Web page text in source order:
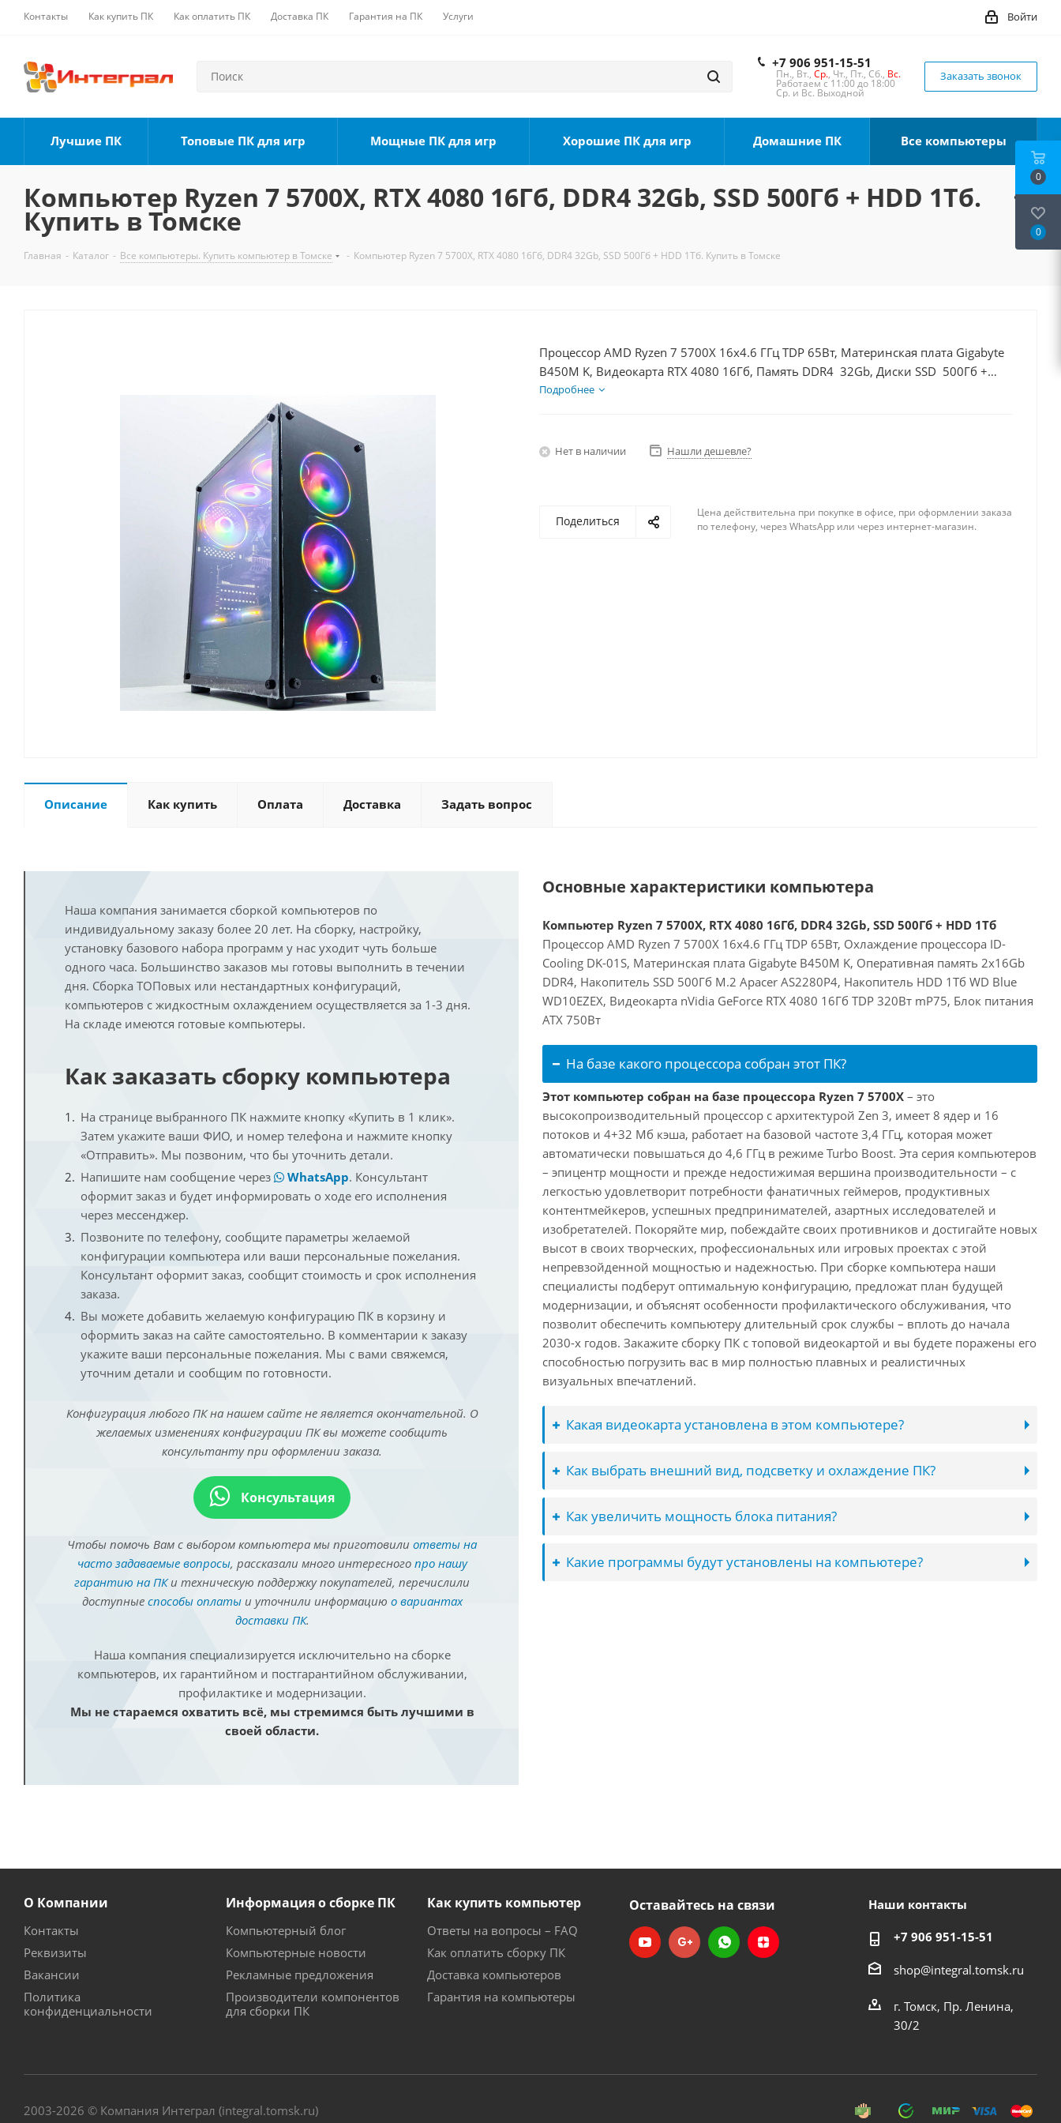
Контакты Как купить ПК Как оплатить ПК Доставка ПК Гарантия на ПК Услуги Войти
+7 906 951-15-51
Пн., Вт., Ср., Чт., Пт., Сб., Вс.
Работаем с 11:00 до 18:00
Ср. и Вс. Выходной
Заказать звонок
Лучшие ПК Топовые ПК для игр Мощные ПК для игр Хорошие ПК для игр Домашние ПК Все компьютеры
Компьютер Ryzen 7 5700X, RTX 4080 16Гб, DDR4 32Gb, SSD 500Гб + HDD 1Тб.
Купить в Томске
Главная - Каталог - Все компьютеры. Купить компьютер в Томске - Компьютер Ryzen 7 5700X, RTX 4080 16Гб, DDR4 32Gb, SSD 500Гб + HDD 1Тб. Купить в Томске
Процессор AMD Ryzen 7 5700X 16x4.6 ГГц TDP 65Вт, Материнская плата Gigabyte
B450M K, Видеокарта RTX 4080 16Гб, Память DDR4 32Gb, Диски SSD 500Гб +
HDD 1Тб, БП 750Вт
Подробнее
Нет в наличии Нашли дешевле?
Поделиться
Цена действительна при покупке в офисе, при оформлении заказа
по телефону, через WhatsApp или через интернет-магазин.
Описание Как купить Оплата Доставка Задать вопрос
Наша компания занимается сборкой компьютеров по
индивидуальному заказу более 20 лет. На сборку, настройку,
установку базового набора программ у нас уходит чуть больше
одного часа. Большинство заказов мы готовы выполнить в течении
дня. Сборка ТОПовых или нестандартных конфигураций,
компьютеров с жидкостным охлаждением осуществляется за 1-3 дня.
На складе имеются готовые компьютеры.
Как заказать сборку компьютера
На странице выбранного ПК нажмите кнопку «Купить в 1 клик».
Затем укажите ваши ФИО, и номер телефона и нажмите кнопку
«Отправить». Мы позвоним, что бы уточнить детали.
Напишите нам сообщение через
WhatsApp. Консультант
оформит заказ и будет информировать о ходе его исполнения
через мессенджер.
Позвоните по телефону, сообщите параметры желаемой
конфигурации компьютера или ваши персональные пожелания.
Консультант оформит заказ, сообщит стоимость и срок исполнения
заказа.
Вы можете добавить желаемую конфигурацию ПК в корзину и
оформить заказ на сайте самостоятельно. В комментарии к заказу
укажите ваши персональные пожелания. Мы с вами свяжемся,
уточним детали и сообщим по готовности.
Конфигурация любого ПК на нашем сайте не является окончательной. О
желаемых изменениях конфигурации ПК вы можете сообщить
консультанту при оформлении заказа.
Консультация
Чтобы помочь Вам с выбором компьютера мы приготовили ответы на
часто задаваемые вопросы, рассказали много интересного про нашу
гарантию на ПКи техническую поддержку покупателей, перечислили
доступные способы оплатыи уточнили информацию о вариантах
доставки ПК.
Наша компания специализируется исключительно на сборке
компьютеров, их гарантийном и постгарантийном обслуживании,
профилактике и модернизации.
Мы не стараемся охватить всё, мы стремимся быть лучшими в
своей области.
Основные характеристики компьютера
Компьютер Ryzen 7 5700X, RTX 4080 16Гб, DDR4 32Gb, SSD 500Гб + HDD 1Тб
Процессор AMD Ryzen 7 5700X 16x4.6 ГГц TDP 65Вт, Охлаждение процессора ID-
Cooling DK-01S, Материнская плата Gigabyte B450M K, Оперативная память 2x16Gb
DDR4, Накопитель SSD 500Гб M.2 Apacer AS2280P4, Накопитель HDD 1Тб WD Blue
WD10EZEX, Видеокарта nVidia GeForce RTX 4080 16Гб TDP 320Вт mP75, Блок питания
ATX 750Вт
На базе какого процессора собран этот ПК?
Этот компьютер собран на базе процессора Ryzen 7 5700X – это
высокопроизводительный процессор с архитектурой Zen 3, имеет 8 ядер и 16
потоков и 4+32 Мб кэша, работает на базовой частоте 3,4 ГГц, которая может
автоматически повышаться до 4,6 ГГц в режиме Turbo Boost. Эта серия компьютеров
– эпицентр мощности и прежде недостижимая вершина производительности – с
легкостью удовлетворит потребности фанатичных геймеров, продуктивных
контентмейкеров, успешных предпринимателей, азартных исследователей и
изобретателей. Покоряйте мир, побеждайте своих противников и достигайте новых
высот в своих творческих, профессиональных или игровых проектах с этой
непревзойденной мощностью и надежностью. При сборке компьютера наши
специалисты подберут оптимальную конфигурацию, предложат план будущей
модернизации, и объяснят особенности профилактического обслуживания, что
позволит обеспечить компьютеру длительный срок службы – вплоть до начала
2030-х годов. Закажите сборку ПК с топовой видеокартой и вы будете поражены его
способностью погрузить вас в мир полностью плавных и реалистичных
визуальных впечатлений.
Какая видеокарта установлена в этом компьютере?
Как выбрать внешний вид, подсветку и охлаждение ПК?
Как увеличить мощность блока питания?
Какие программы будут установлены на компьютере?
О Компании
Контакты
Реквизиты
Вакансии
Политика
конфиденциальности
Информация о сборке ПК
Компьютерный блог
Компьютерные новости
Рекламные предложения
Производители компонентов
для сборки ПК
Как купить компьютер
Ответы на вопросы – FAQ
Как оплатить сборку ПК
Доставка компьютеров
Гарантия на компьютеры
Оставайтесь на связи Наши контакты
+7 906 951-15-51
shop@integral.tomsk.ru
г. Томск, Пр. Ленина,
30/2
2003-2026 © Компания Интеграл (integral.tomsk.ru)
0
0